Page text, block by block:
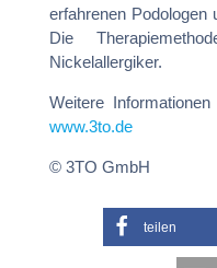
erfahrenen Podologen
Die
Nickelallergiker.
Weitere
www.3to.de
© 3TO GmbH
teilen